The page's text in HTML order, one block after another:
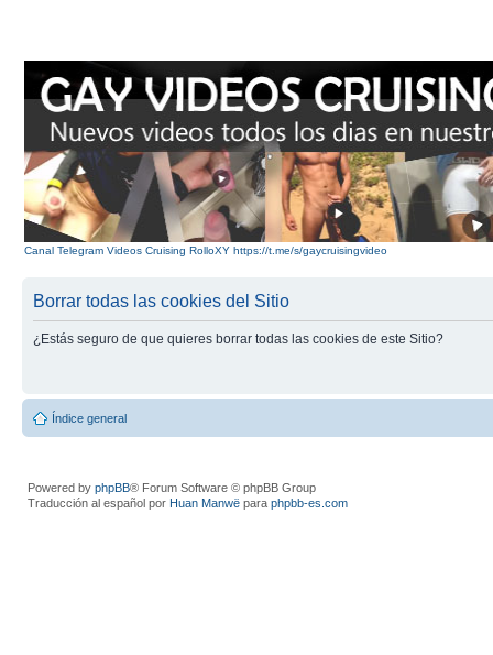
Canal Telegram Videos Cruising RolloXY https://t.me/s/gaycruisingvideo
Borrar todas las cookies del Sitio
¿Estás seguro de que quieres borrar todas las cookies de este Sitio?
Índice general
Powered by phpBB® Forum Software © phpBB Group
Traducción al español por Huan Manwë para phpbb-es.com